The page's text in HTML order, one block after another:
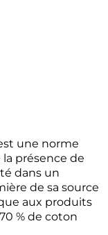
une norme
présence de
dans un
de sa source
aux produits
% de coton